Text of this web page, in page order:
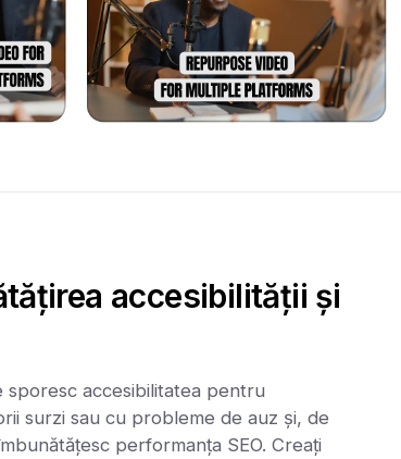
accesibilității și
sporesc accesibilitatea pentru
surzi sau cu probleme de auz și, de
performanța SEO. Creați